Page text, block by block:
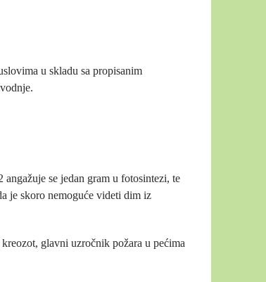
u skladu sa propisanim
se jedan gram u fotosintezi, te
je skoro nemoguće videti dim iz
glavni uzročnik požara u pećima